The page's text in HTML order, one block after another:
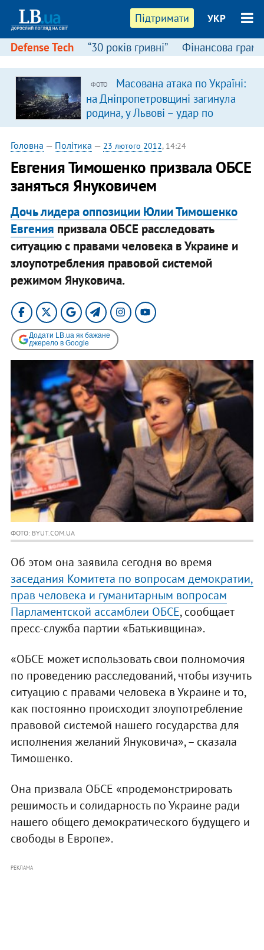
Підтримати УКР
Defense Tech “30 років гривні” Фінансова
ФОТО
Масована атака по Україні:
на Дніпропетровщині загинула
родина, у Львові – удар по
багатоповерхівках
(доповнюється)
Головна — Політика — 23 лютого 2012, 14:24
​Евгения Тимошенко призвала ОБСЕ
заняться Януковичем
Дочь лидера оппозиции Юлии Тимошенко
Евгения призвала ОБСЕ расследовать
ситуацию с правами человека в Украине и
злоупотребления правовой системой
режимом Януковича.
Додати LB.ua як бажане
джерело в Google
ФОТО: BYUT.COM.UA
Об этом она заявила сегодня во время
заседания Комитета по вопросам демократии,
прав человека и гуманитарным вопросам
Парламентской ассамблеи ОБСЕ, сообщает
пресс-служба партии «Батькивщина».
«ОБСЕ может использовать свои полномочия
по проведению расследований, чтобы изучить
ситуацию с правами человека в Украине и то,
как постоянно происходит злоупотребление
правовой системой нашего государства для
исполнения желаний Януковича», – сказала
Тимошенко.
Она призвала ОБСЕ «продемонстрировать
решимость и солидарность по Украине ради
нашего общего демократического будущего и
свободы в Европе».
РЕКЛАМА